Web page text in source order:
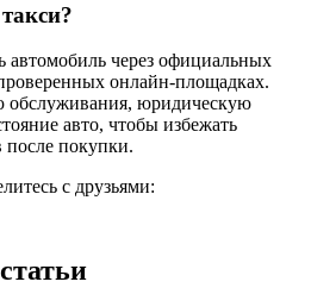
автомобиль через официальных
онлайн-площадках.
обслуживания, юридическую
авто, чтобы избежать
после покупки.
с друзьями: